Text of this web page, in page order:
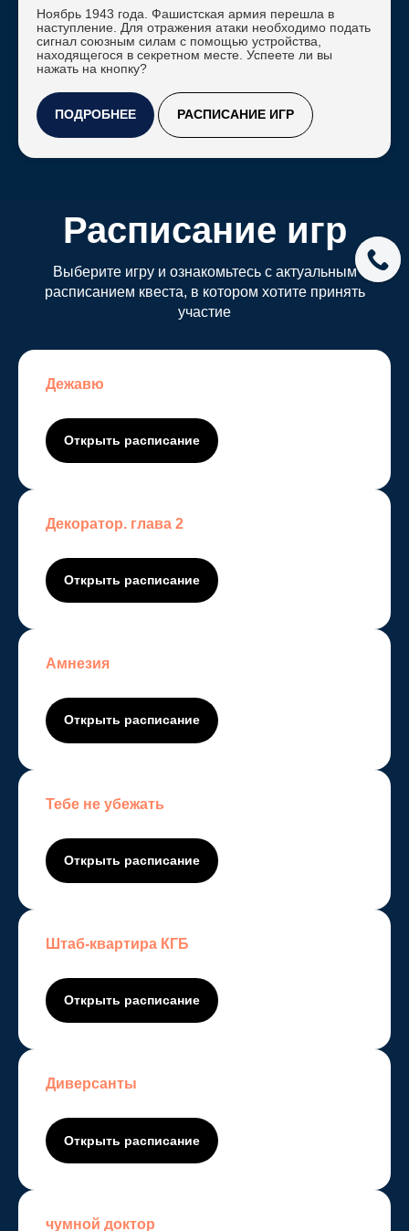
Ноябрь 1943 года. Фашистская армия перешла в
наступление. Для отражения атаки необходимо подать
сигнал союзным силам с помощью устройства,
находящегося в секретном месте. Успеете ли вы
нажать на кнопку?
ПОДРОБНЕЕ РАСПИСАНИЕ ИГР
Расписание игр
Выберите игру и ознакомьтесь с актуальным
расписанием квеста, в котором хотите принять
участие
Дежавю
Открыть расписание
Декоратор. глава 2
Открыть расписание
Амнезия
Открыть расписание
Тебе не убежать
Открыть расписание
Штаб-квартира КГБ
Открыть расписание
Диверсанты
Открыть расписание
чумной доктор
Пятерочки
© Copyright 2025 Mystery
quest—квесты Тюмени
О насКонтакты
Квесты
Подобрать
ДежавюДекоратор. глава 2Амнезия
Штаб-квартира кгб
Тебе не